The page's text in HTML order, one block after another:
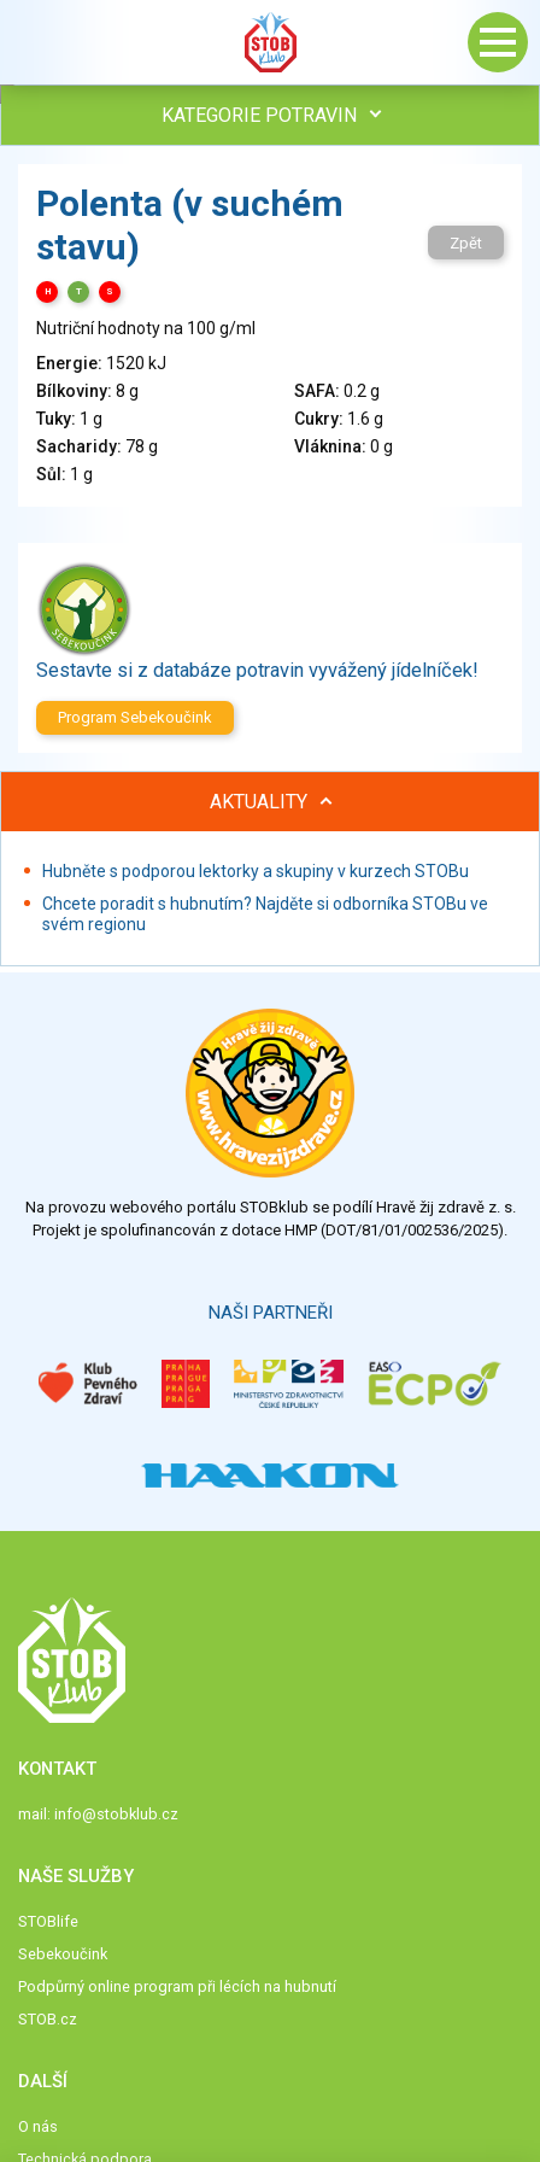
KATEGORIE POTRAVIN
Vejce
Mléko
Mléčné výrobky
Sýry
Veganské a vegetariánské výrobky
Tuky
Obiloviny, mouka, cereální výrobky
Chléb, pečivo, křehké chleby, pufované výrobky
Přílohy
Ovoce
Brambory, luštěniny, houby
Sladkosti, slané výrobky
Zmrzliny
Ochucovadla, přísady, sladidla
Sušené směsi
Polotovary, hotové pokrmy
Proteinové výrobky, doplňky stravy
Nápoje alkoholické
Restaurace, jídelny, hotová jídla
Fastfood
Studená kuchyně, lahůdkářské výrobky
Polenta (v suchém
stavu)
H T S
Zpět
Nutriční hodnoty na 100 g/ml
Energie: 1520 kJ
Bílkoviny: 8 g SAFA: 0.2 g
Tuky: 1 g Cukry: 1.6 g
Sacharidy: 78 g Vláknina: 0 g
Sůl: 1 g
Sestavte si z databáze potravin vyvážený jídelníček!
Program Sebekoučink
AKTUALITY
Hubněte s podporou lektorky a skupiny v kurzech STOBu
Chcete poradit s hubnutím? Najděte si odborníka STOBu ve
svém regionu
Na provozu webového portálu STOBklub se podílí Hravě žij zdravě z. s.
Projekt je spolufinancován z dotace HMP (DOT/81/01/002536/2025).
NAŠI PARTNEŘI
KONTAKT
mail: info@stobklub.cz
NAŠE SLUŽBY
STOBlife
Sebekoučink
Podpůrný online program při lécích na hubnutí
STOB.cz
DALŠÍ
O nás